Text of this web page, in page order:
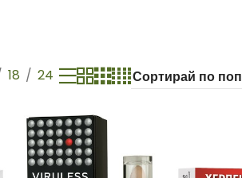
18 24